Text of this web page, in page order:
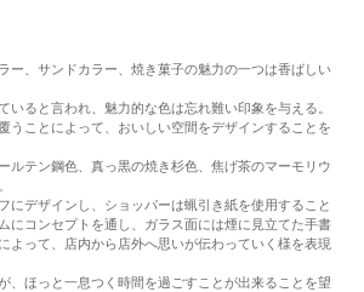
ー、サンドカラー、焼き菓子の魅力の一つは香ばしい
いると言われ、魅力的な色は忘れ難い印象を与える。
うことによって、おいしい空間をデザインすることを
ルテン鋼色、真っ黒の焼き杉色、焦げ茶のマーモリウ
にデザインし、ショッパーは蝋引き紙を使用すること
にコンセプトを通し、ガラス面には煙に見立てた手書
よって、店内から店外へ思いが伝わっていく様を表現
、ほっと一息つく時間を過ごすことが出来ることを望